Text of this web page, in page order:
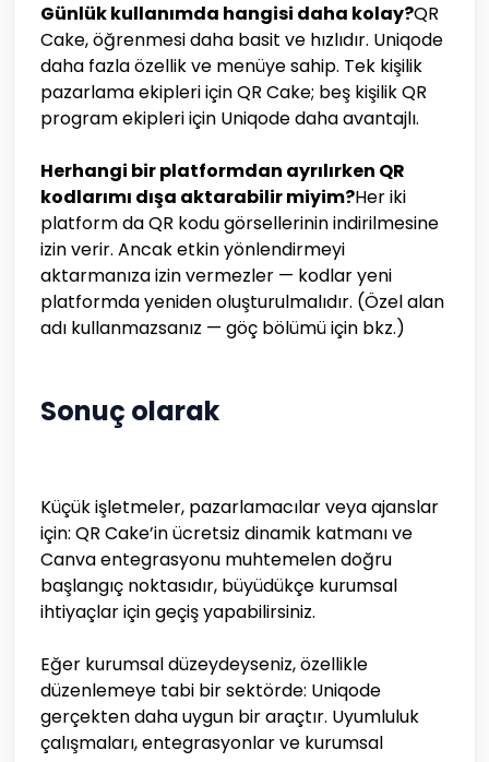
Günlük kullanımda hangisi daha kolay?QR
Cake, öğrenmesi daha basit ve hızlıdır. Uniqode
daha fazla özellik ve menüye sahip. Tek kişilik
pazarlama ekipleri için QR Cake; beş kişilik QR
program ekipleri için Uniqode daha avantajlı.
Herhangi bir platformdan ayrılırken QR
kodlarımı dışa aktarabilir miyim?Her iki
platform da QR kodu görsellerinin indirilmesine
izin verir. Ancak etkin yönlendirmeyi
aktarmanıza izin vermezler — kodlar yeni
platformda yeniden oluşturulmalıdır. (Özel alan
adı kullanmazsanız — göç bölümü için bkz.)
Sonuç olarak
Küçük işletmeler, pazarlamacılar veya ajanslar
için: QR Cake’in ücretsiz dinamik katmanı ve
Canva entegrasyonu muhtemelen doğru
başlangıç noktasıdır, büyüdükçe kurumsal
ihtiyaçlar için geçiş yapabilirsiniz.
Eğer kurumsal düzeydeyseniz, özellikle
düzenlemeye tabi bir sektörde: Uniqode
gerçekten daha uygun bir araçtır. Uyumluluk
çalışmaları, entegrasyonlar ve kurumsal